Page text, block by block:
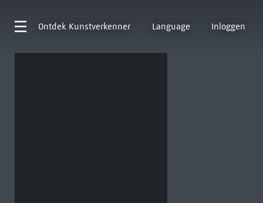
Ontdek Kunstverkenner Language Inloggen